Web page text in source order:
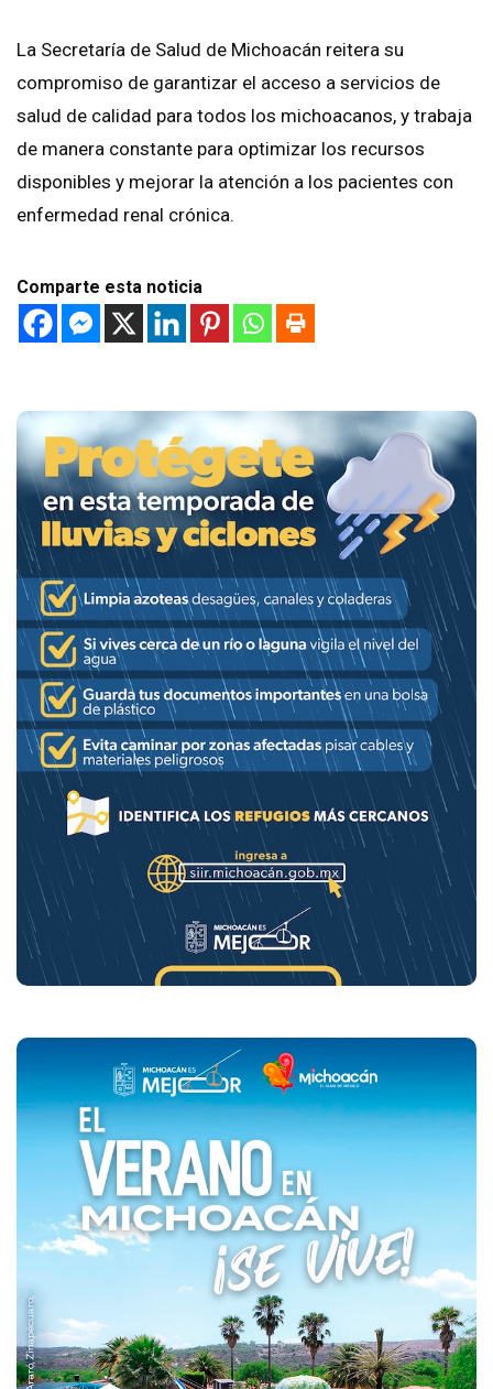
La Secretaría de Salud de Michoacán reitera su
compromiso de garantizar el acceso a servicios de
salud de calidad para todos los michoacanos, y trabaja
de manera constante para optimizar los recursos
disponibles y mejorar la atención a los pacientes con
enfermedad renal crónica.
Comparte esta noticia